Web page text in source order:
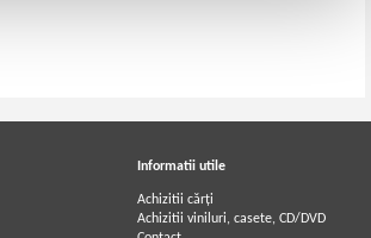
Informatii utile
Achizitii cărți
Achizitii viniluri, casete, CD/DVD